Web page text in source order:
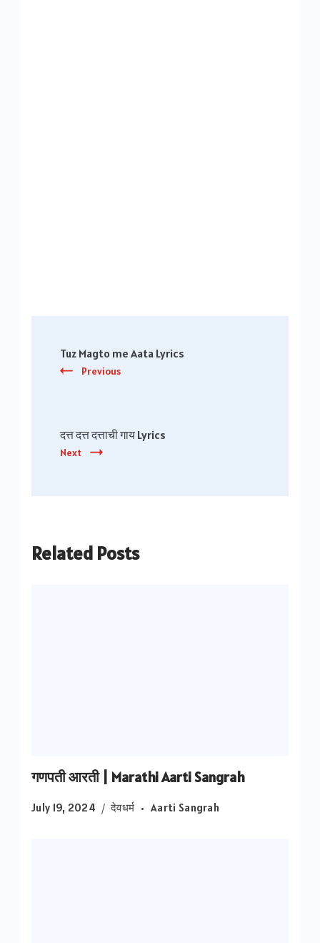
Navigation
Tuz Magto me Aata Lyrics
Previous
दत्त दत्त दत्ताची गाय Lyrics
Next
Related Posts
गणपती आरती | Marathi Aarti Sangrah
July 19, 2024 देवधर्म Aarti Sangrah